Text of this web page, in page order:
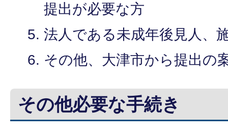
提出が必要な方
法人である未成年後見人、
その他、大津市から提出の
その他必要な手続き